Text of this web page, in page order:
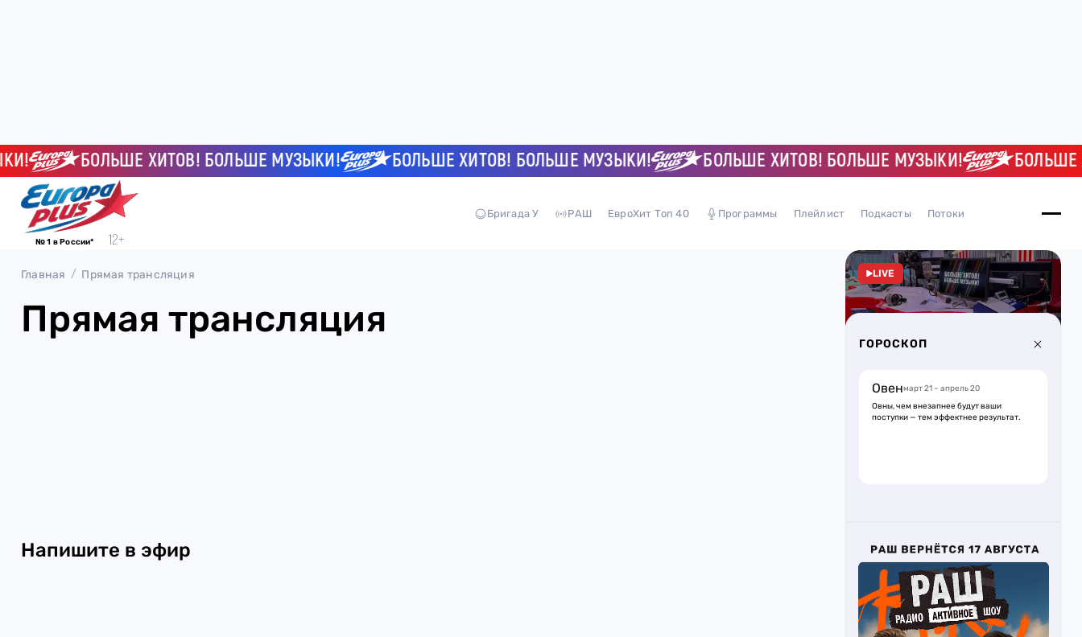
БОЛЬШЕ ХИТОВ! БОЛЬШЕ МУЗЫКИ! БОЛЬШЕ ХИТОВ! БОЛЬШЕ МУЗЫКИ! БОЛЬШЕ ХИТОВ! БОЛЬШЕ МУЗЫКИ! БОЛЬШЕ
№ 1 в России*
Бригада У РАШ ЕвроХит Топ 40 Программы Плейлист Подкасты Потоки
Главная Прямая трансляция
Прямая трансляция
Напишите в эфир
LIVE
ГОРОСКОП
Овенмарт 21 – апрель 20
Овны, чем внезапнее будут ваши
поступки — тем эффектнее результат.